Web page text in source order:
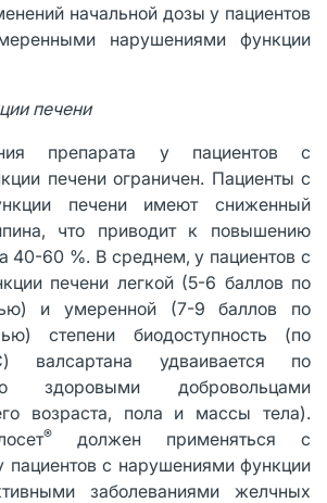
начальной дозы у пациентов
нарушениями функции
печени
препарата у пациентов с
печени ограничен. Пациенты с
печени имеют сниженный
что приводит к повышению
40-60 %. В среднем, у пациентов с
печени легкой (5-6 баллов по
и умеренной (7-9 баллов по
степени биодоступность (по
валсартана удваивается по
здоровыми добровольцами
возраста, пола и массы тела).
® должен применяться с
пациентов с нарушениями функции
заболеваниями желчных